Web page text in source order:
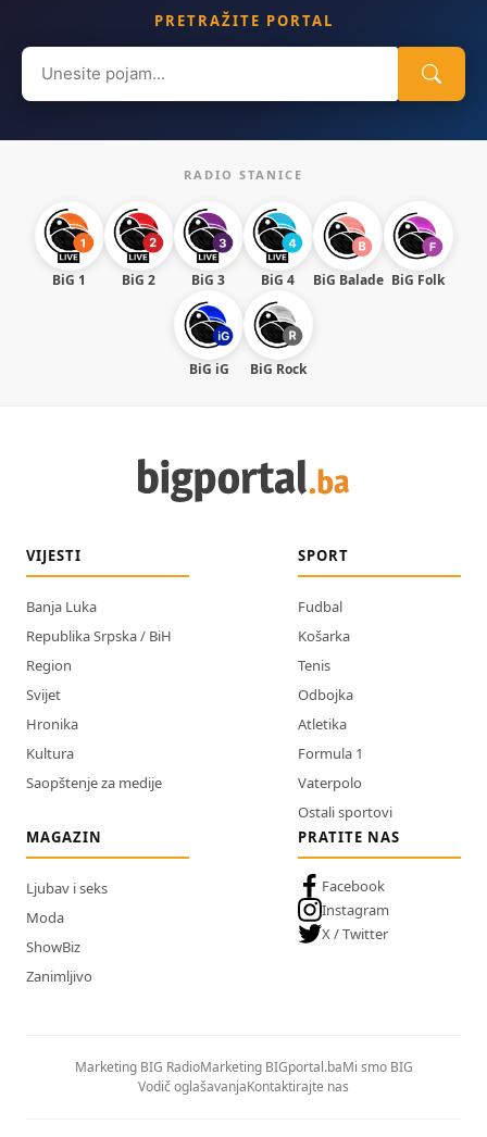
PRETRAŽITE PORTAL
Search
for:
RADIO STANICE
BiG 1 BiG 2 BiG 3 BiG 4 BiG Balade BiG Folk
BiG iG BiG Rock
VIJESTI
Banja Luka
Republika Srpska / BiH
Region
Svijet
Hronika
Kultura
Saopštenje za medije
SPORT
Fudbal
Košarka
Tenis
Odbojka
Atletika
Formula 1
Vaterpolo
Ostali sportovi
MAGAZIN
Ljubav i seks
Moda
ShowBiz
Zanimljivo
PRATITE NAS
Facebook
Instagram
X / Twitter
Marketing BIG RadioMarketing BIGportal.baMi smo BIG
Vodič oglašavanjaKontaktirajte nas